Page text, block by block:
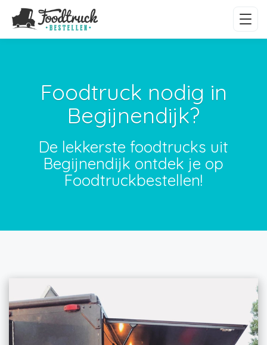
Foodtruck nodig in
Begijnendijk?
De lekkerste foodtrucks uit
Begijnendijk ontdek je op
Foodtruckbestellen!